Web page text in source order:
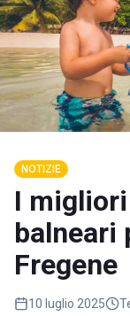
NOTIZIE
I
balneari
Fregene
10 luglio 2025